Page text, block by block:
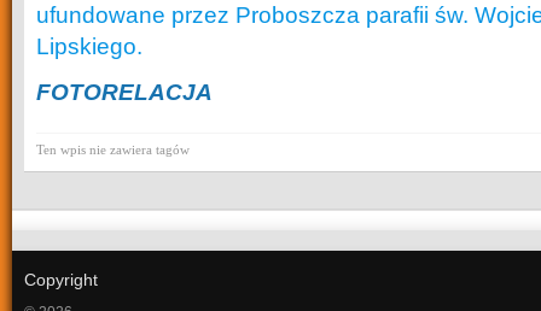
ufundowane przez Proboszcza parafii św.
Lipskiego.
FOTORELACJA
Ten wpis nie zawiera tagów
Copyright